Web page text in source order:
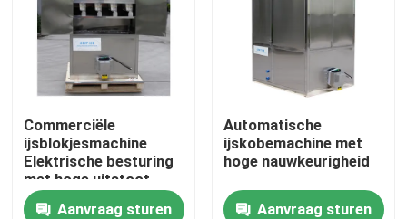
Huis
Producten
Commerciële
ijsblokjesmachine
Elektrische besturing
met hoge uitstoot
Aanvraag sturen
Automatische
ijskobemachine met
hoge nauwkeurigheid
Aanvraag sturen